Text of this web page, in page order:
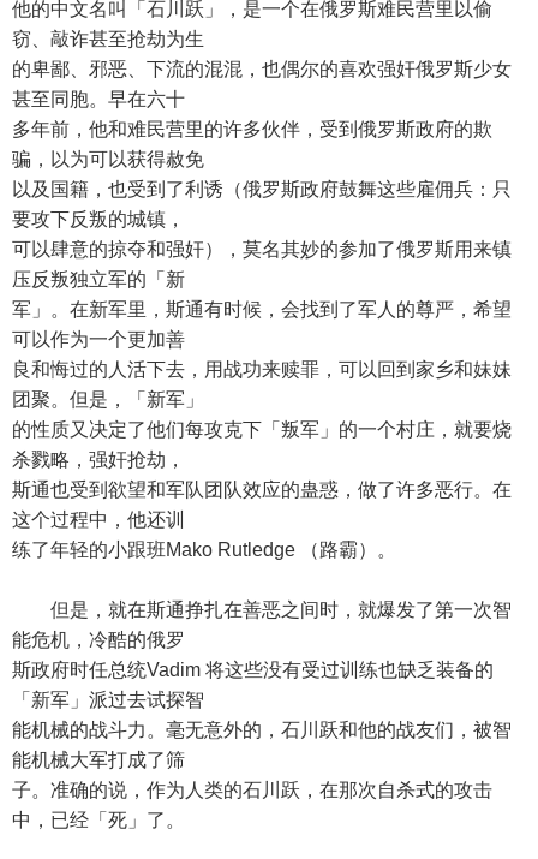
他的中文名叫「石川跃」，是一个在俄罗斯难民营里以偷
窃、敲诈甚至抢劫为生
的卑鄙、邪恶、下流的混混，也偶尔的喜欢强奸俄罗斯少女
甚至同胞。早在六十
多年前，他和难民营里的许多伙伴，受到俄罗斯政府的欺
骗，以为可以获得赦免
以及国籍，也受到了利诱（俄罗斯政府鼓舞这些雇佣兵：只
要攻下反叛的城镇，
可以肆意的掠夺和强奸），莫名其妙的参加了俄罗斯用来镇
压反叛独立军的「新
军」。在新军里，斯通有时候，会找到了军人的尊严，希望
可以作为一个更加善
良和悔过的人活下去，用战功来赎罪，可以回到家乡和妹妹
团聚。但是，「新军」
的性质又决定了他们每攻克下「叛军」的一个村庄，就要烧
杀戮略，强奸抢劫，
斯通也受到欲望和军队团队效应的蛊惑，做了许多恶行。在
这个过程中，他还训
练了年轻的小跟班Mako Rutledge （路霸）。
但是，就在斯通挣扎在善恶之间时，就爆发了第一次智
能危机，冷酷的俄罗
斯政府时任总统Vadim 将这些没有受过训练也缺乏装备的
「新军」派过去试探智
能机械的战斗力。毫无意外的，石川跃和他的战友们，被智
能机械大军打成了筛
子。准确的说，作为人类的石川跃，在那次自杀式的攻击
中，已经「死」了。